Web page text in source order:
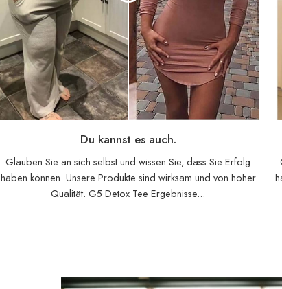
Du kannst es auch.
Glauben Sie an sich selbst und wissen Sie, dass Sie Erfolg
haben können. Unsere Produkte sind wirksam und von hoher
Qualität. G5 Detox Tee Ergebnisse...